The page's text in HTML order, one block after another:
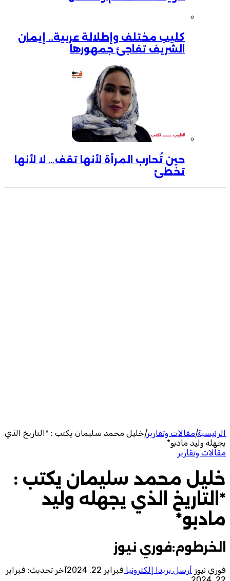
كليب مختلف وإطلالة عربية.. إيمان
الشريف تفاجئ جمهورها
حين تُحارب المرأة لأنها تقف… لا لأنها
تخطئ
الرئيسية|مقالات وتقارير|خليل محمد سليمان يكتب : *التاريخ الذي
يجهله وليد مادبو*
مقالات وتقارير
خليل محمد سليمان يكتب :
*التاريخ الذي يجهله وليد
مادبو*
الخرطوم:فوري نيوز
فوري نيوز أرسل بريدا إلكترونيا فبراير 22, 2024
آخر تحديث: فبراير